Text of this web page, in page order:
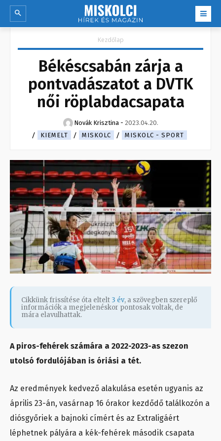
Kezdőlap
Békéscsabán zárja a
pontvadászatot a DVTK
női röplabdacsapata
Novák Krisztina - 2023.04.20.
KIEMELT
MISKOLC MISKOLC - SPORT
Cikkünk frissítése óta eltelt 3 év, a szövegben szereplő
információk a megjelenéskor pontosak voltak, de
mára elavulhattak.
A piros-fehérek számára a 2022-2023-as szezon
utolsó fordulójában is óriási a tét.
Az eredmények kedvező alakulása esetén ugyanis az
április 23-án, vasárnap 16 órakor kezdődő találkozón a
diósgyőriek a bajnoki címért és az Extraligáért
léphetnek pályára a kék-fehérek második csapata